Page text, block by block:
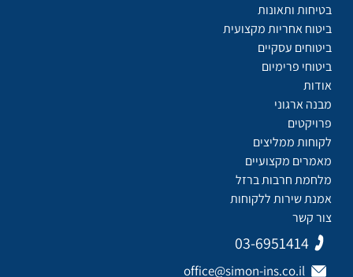
03-6951414
office@simon-ins.co.il
אודות
מבנה ארגוני
פרויקטים
לקוחות ממליצים
מאמרים מקצועיים
מלחמת חרבות ברזל
אמנת שירות ללקוחות
צור קשר
בטיחות ותאונות
ביטוח אחריות מקצועית
ביטוחים עסקיים
ביטוחי פרימיום